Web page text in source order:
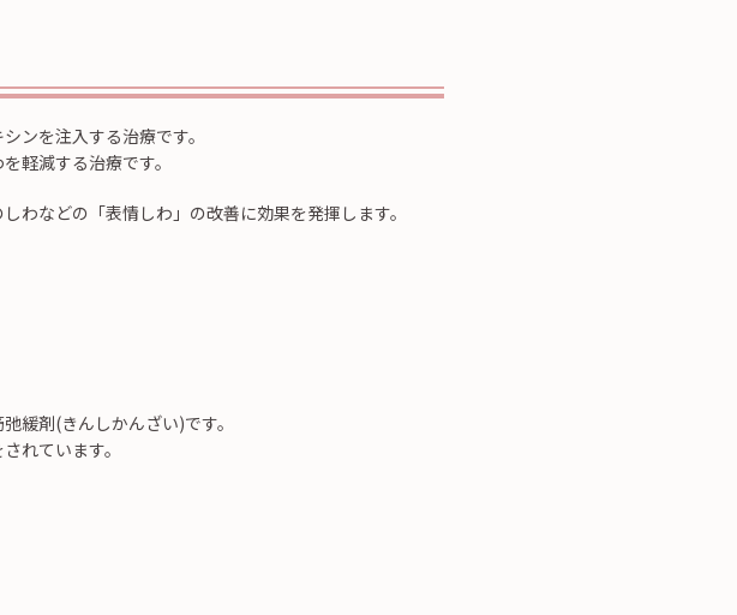
ンを注入する治療です。
軽減する治療です。
わなどの「表情しわ」の改善に効果を発揮します。
緩剤(きんしかんざい)です。
れています。